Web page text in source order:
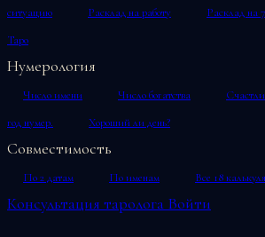
ситуацию
Расклад на работу Расклад на
Таро
Нумерология
Число имени Число богатства
год нумер.
Хороший ли день?
Совместимость
По 2 датам По именам Все 18
Консультация таролога Войти